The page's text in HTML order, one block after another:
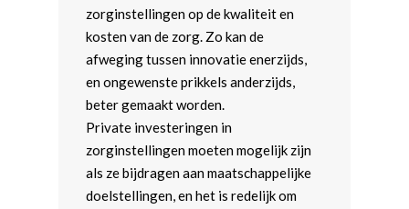
zorginstellingen op de kwaliteit en
kosten van de zorg. Zo kan de
afweging tussen innovatie enerzijds,
en ongewenste prikkels anderzijds,
beter gemaakt worden.
Private investeringen in
zorginstellingen moeten mogelijk zijn
als ze bijdragen aan maatschappelijke
doelstellingen, en het is redelijk om